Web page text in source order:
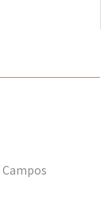
Campos